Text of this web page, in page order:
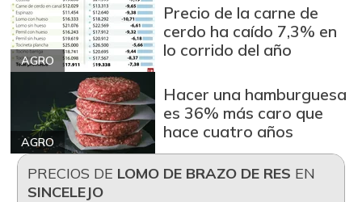
AGRO
Precio de la carne de
cerdo ha caído 7,3% en
lo corrido del año
AGRO
Hacer una hamburguesa
es 36% más caro que
hace cuatro años
PRECIOS DE LOMO DE BRAZO DE RES EN
SINCELEJO